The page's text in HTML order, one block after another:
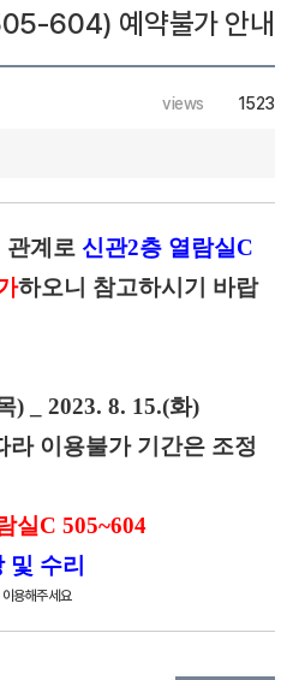
604) 예약불가 안내
views 1523
관계로신관2층 열람실 C
하오니 참고하시기 바랍
) _ 2023. 8. 15.(화)
라 이용불가 기간은 조정
실 C 505~604
및 수리